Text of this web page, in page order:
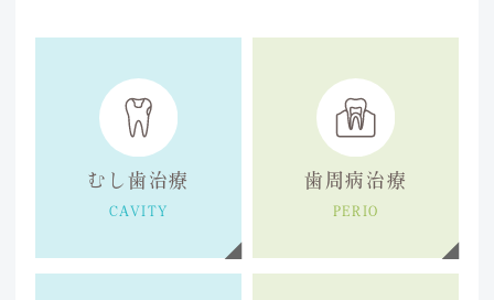
むし歯治療
CAVITY
歯周病治療
PERIO